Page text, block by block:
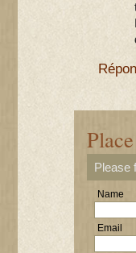
Please
Name
Email